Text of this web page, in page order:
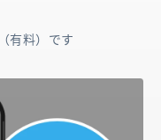
有料）です